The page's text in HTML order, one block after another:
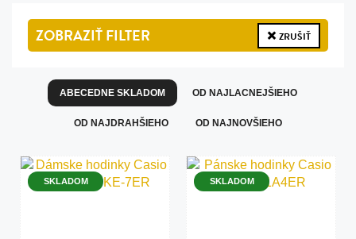
ZOBRAZIŤFILTER ZRUŠIŤ
ABECEDNE SKLADOM OD NAJLACNEJŠIEHO
OD NAJDRAHŠIEHO OD NAJNOVŠIEHO
SKLADOM SKLADOM